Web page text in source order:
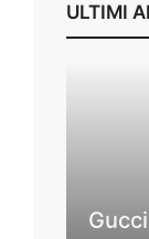
ULTIMI